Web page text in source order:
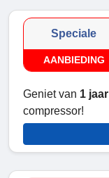
Speciale
AANBIEDING
Geniet van 1
compressor!